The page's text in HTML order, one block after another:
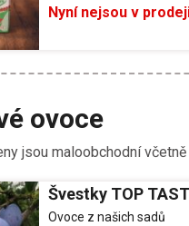
Nyní nejsou v
ovoce
jsou maloobchodní včetně
Švestky TOP
Ovoce z našich sadů